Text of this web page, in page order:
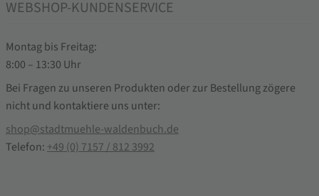
WEBSHOP-KUNDENSERVICE
Montag bis Freitag:
8:00 – 13:30 Uhr
Bei Fragen zu unseren Produkten oder zur Bestellung zögere
nicht und kontaktiere uns unter:
shop@stadtmuehle-waldenbuch.de
Telefon: +49 (0) 7157 / 812 3992